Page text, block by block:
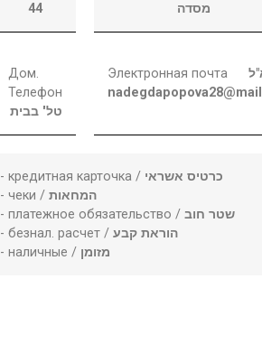
44
מסדה
Дом.
Телефон
טל' בבית
Электронная почта
- кредитная карточка / כרטיס אשראי
- чеки /המחאות
- платежное обязательство /שטר חוב
- безнал. расчет /הוראת קבע
- наличные / מזומן